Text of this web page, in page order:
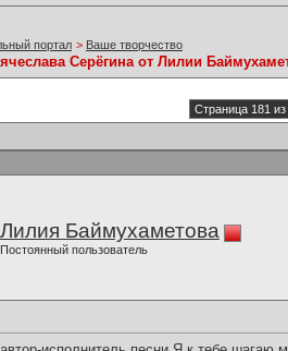
портал > Ваше творчество
Серёгина от Лилии
Страница 181 из
Лилия Баймухаметова
Постоянный пользователь